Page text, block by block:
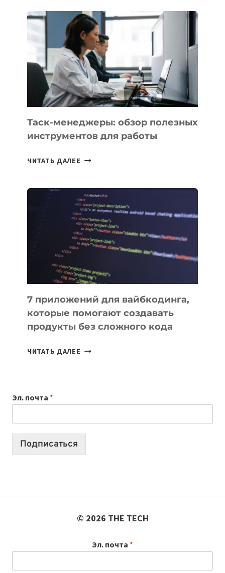
БИЗНЕСА:
КАКИЕ
3
ЗАДАЧИ
ЕМУ
МОЖНО
ПОРУЧИТЬ
УЖЕ
СЕГОДНЯ
Таск-менеджеры: обзор полезных
инструментов для работы
ЧИТАТЬ ДАЛЕЕ ТАСК-
ПОЛЕЗНЫХ
ИНСТРУМЕНТОВ
ДЛЯ
РАБОТЫ
7 приложений для вайбкодинга,
которые помогают создавать
продукты без сложного кода
ЧИТАТЬ ДАЛЕЕ
СОЗДАВАТЬ
ПРОДУКТЫ
Эл. почта *
Подписаться
© 2026 THE TECH
Эл. почта *